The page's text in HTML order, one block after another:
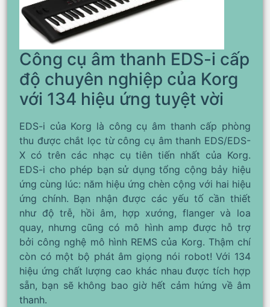
Công cụ âm thanh EDS-i cấp
độ chuyên nghiệp của Korg
với 134 hiệu ứng tuyệt vời
EDS-i của Korg là công cụ âm thanh cấp phòng
thu được chắt lọc từ công cụ âm thanh EDS/EDS-
X có trên các nhạc cụ tiên tiến nhất của Korg.
EDS-i cho phép bạn sử dụng tổng cộng bảy hiệu
ứng cùng lúc: năm hiệu ứng chèn cộng với hai hiệu
ứng chính. Bạn nhận được các yếu tố cần thiết
như độ trễ, hồi âm, hợp xướng, flanger và loa
quay, nhưng cũng có mô hình amp được hỗ trợ
bởi công nghệ mô hình REMS của Korg. Thậm chí
còn có một bộ phát âm giọng nói robot! Với 134
hiệu ứng chất lượng cao khác nhau được tích hợp
sẵn, bạn sẽ không bao giờ hết cảm hứng về âm
thanh.